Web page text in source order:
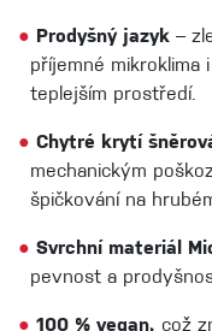
● Prodyšný jazyk –
příjemné mikroklima
teplejším prostředí.
● Chytré krytí
mechanickým
špičkování na
● Svrchní materiál
pevnost a
● 100 % vegan, což